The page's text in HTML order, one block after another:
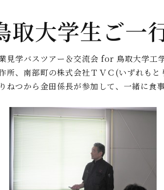
取大学生ご
見学バスツアー＆交流会 for 鳥取大学
所、南部町の株式会社ＴＶＣ(いずれも
ねつから金田係長が参加して、一緒に食